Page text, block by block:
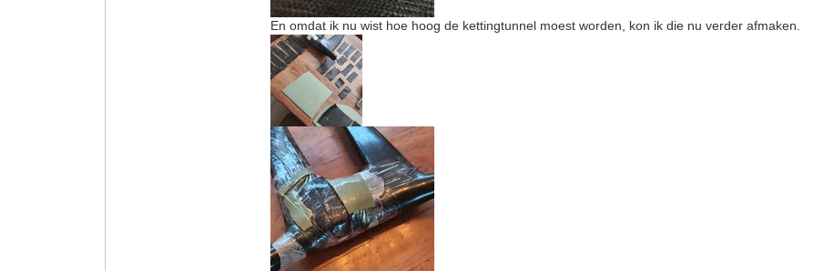
En omdat ik nu wist hoe hoog de kettingtunnel moest worden, kon ik die nu verder afmaken.